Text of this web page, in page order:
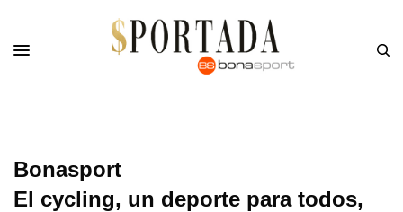
Bonasport
El cycling, un deporte para todos,